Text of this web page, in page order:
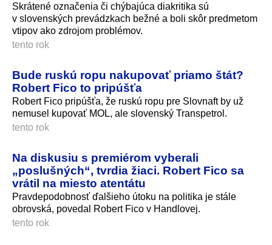
Skrátené označenia či chýbajúca diakritika sú
v slovenských prevádzkach bežné a boli skôr predmetom
vtipov ako zdrojom problémov.
tento rok
Bude ruskú ropu nakupovať priamo štát?
Robert Fico to pripúšťa
Robert Fico pripúšťa, že ruskú ropu pre Slovnaft by už
nemusel kupovať MOL, ale slovenský Transpetrol.
tento rok
Na diskusiu s premiérom vyberali
„poslušných“, tvrdia žiaci. Robert Fico sa
vrátil na miesto atentátu
Pravdepodobnosť ďalšieho útoku na politika je stále
obrovská, povedal Robert Fico v Handlovej.
tento rok